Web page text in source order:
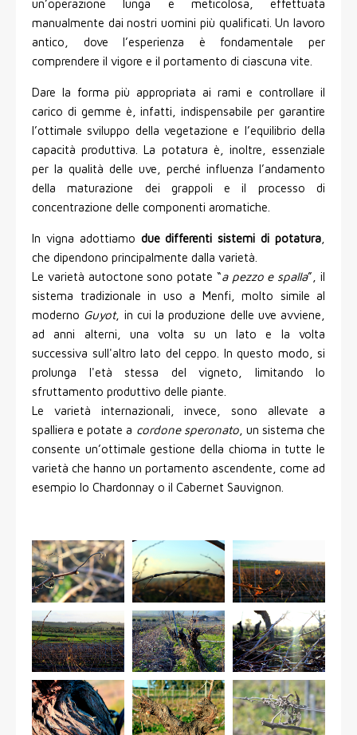
un’operazione lunga e meticolosa, effettuata
manualmente dai nostri uomini più qualificati. Un lavoro
antico, dove l’esperienza è fondamentale per
comprendere il vigore e il portamento di ciascuna vite.
Dare la forma più appropriata ai rami e controllare il
carico di gemme è, infatti, indispensabile per garantire
l’ottimale sviluppo della vegetazione e l’equilibrio della
capacità produttiva. La potatura è, inoltre, essenziale
per la qualità delle uve, perché influenza l’andamento
della maturazione dei grappoli e il processo di
concentrazione delle componenti aromatiche.
In vigna adottiamo due differenti sistemi di potatura,
che dipendono principalmente dalla varietà.
Le varietà autoctone sono potate “a pezzo e spalla”, il
sistema tradizionale in uso a Menfi, molto simile al
moderno Guyot, in cui la produzione delle uve avviene,
ad anni alterni, una volta su un lato e la volta
successiva sull'altro lato del ceppo. In questo modo, si
prolunga l'età stessa del vigneto, limitando lo
sfruttamento produttivo delle piante.
Le varietà internazionali, invece, sono allevate a
spalliera e potate a cordone speronato, un sistema che
consente un’ottimale gestione della chioma in tutte le
varietà che hanno un portamento ascendente, come ad
esempio lo Chardonnay o il Cabernet Sauvignon.